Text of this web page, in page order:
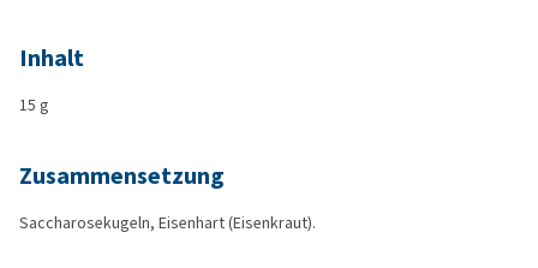
Inhalt
15 g
Zusammensetzung
Saccharosekugeln, Eisenhart (Eisenkraut).